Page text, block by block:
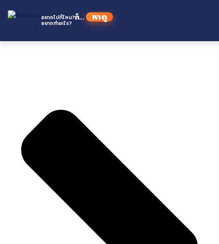
อยากไปที่ไหน?
อยากทำอะไร?
ก็... หาดู